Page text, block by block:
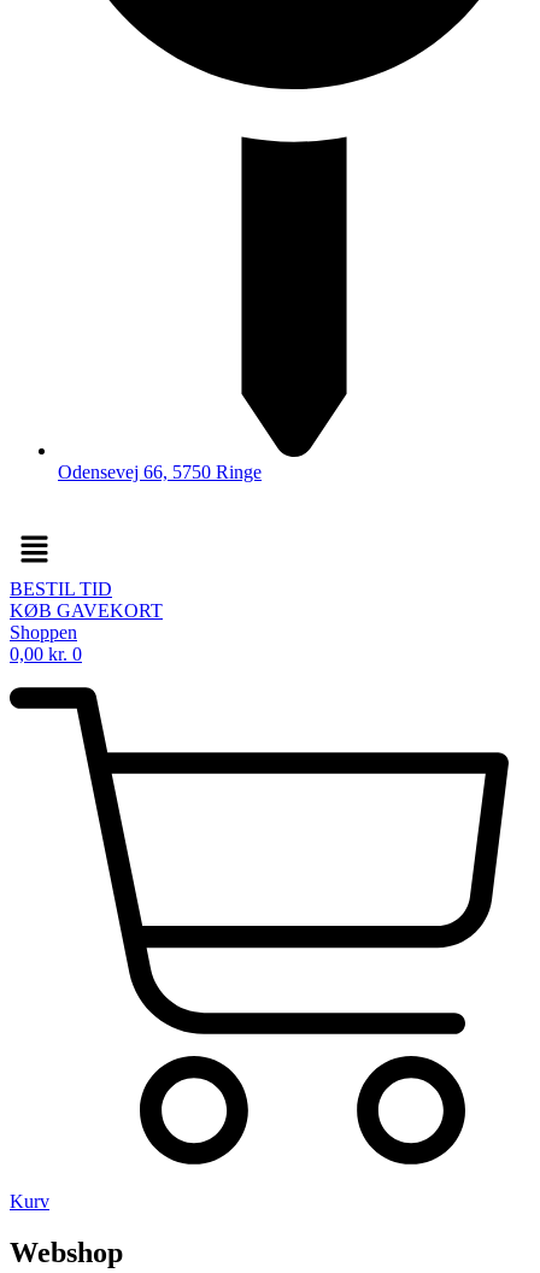
Odensevej 66, 5750 Ringe
Menu
BESTIL TID
KØB GAVEKORT
Shoppen
0,00 kr. 0
Kurv
Webshop